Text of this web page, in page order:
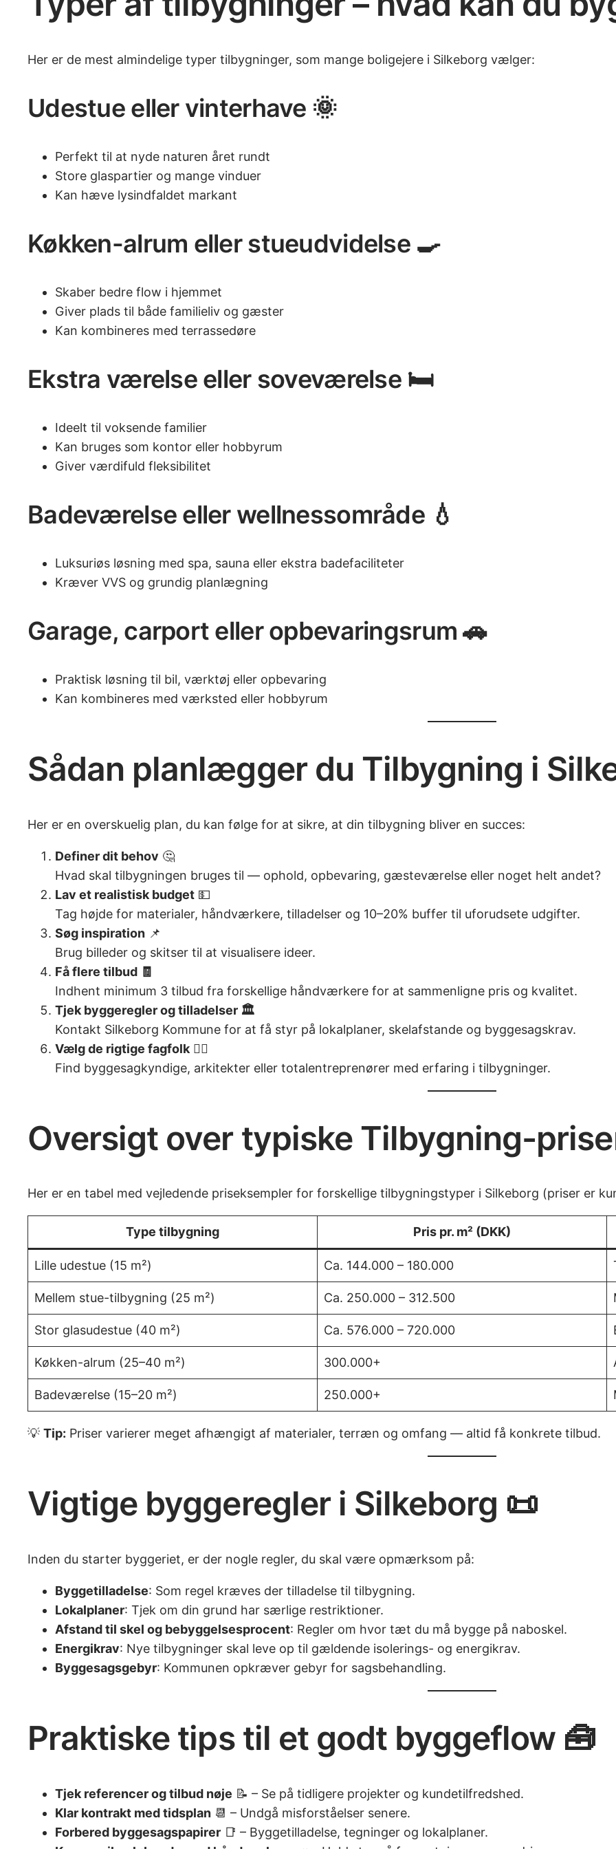
Her er de mest almindelige typer tilbygninger, som mange boligejere i Silkeborg vælger:
Udestue eller vinterhave 🌞
Perfekt til at nyde naturen året rundt
Store glaspartier og mange vinduer
Kan hæve lysindfaldet markant
Køkken-alrum eller stueudvidelse 🍳
Skaber bedre flow i hjemmet
Giver plads til både familieliv og gæster
Kan kombineres med terrassedøre
Ekstra værelse eller soveværelse 🛏️
Ideelt til voksende familier
Kan bruges som kontor eller hobbyrum
Giver værdifuld fleksibilitet
Badeværelse eller wellnessområde 💧
Luksuriøs løsning med spa, sauna eller ekstra badefaciliteter
Kræver VVS og grundig planlægning
Garage, carport eller opbevaringsrum 🚗
Praktisk løsning til bil, værktøj eller opbevaring
Kan kombineres med værksted eller hobbyrum
Sådan planlægger du Tilbygning i
Her er en overskuelig plan, du kan følge for at sikre, at din tilbygning bliver en succes:
Definer dit behov 🤔
Hvad skal tilbygningen bruges til — ophold, opbevaring, gæsteværelse eller noget helt andet?
Lav et realistisk budget 💵
Tag højde for materialer, håndværkere, tilladelser og 10–20% buffer til uforudsete udgifter.
Søg inspiration 📌
Brug billeder og skitser til at visualisere ideer.
Få flere tilbud 🧾
Indhent minimum 3 tilbud fra forskellige håndværkere for at sammenligne pris og kvalitet.
Tjek byggeregler og tilladelser 🏛️
Kontakt Silkeborg Kommune for at få styr på lokalplaner, skelafstande og byggesagskrav.
Vælg de rigtige fagfolk 👷‍♂️
Find byggesagkyndige, arkitekter eller totalentreprenører med erfaring i tilbygninger.
Oversigt over typiske Tilbygning-
Her er en tabel med vejledende priseksempler for forskellige tilbygningstyper i Silkeborg (priser er
Type tilbygning Pris pr. m² (DKK)
Lille udestue (15 m²) Ca. 144.000 – 180.000
Mellem stue-tilbygning (25 m²) Ca. 250.000 – 312.500
Stor glasudestue (40 m²) Ca. 576.000 – 720.000
Køkken-alrum (25–40 m²) 300.000+
Badeværelse (15–20 m²) 250.000+
💡 Tip: Priser varierer meget afhængigt af materialer, terræn og omfang — altid få konkrete tilbud.
Vigtige byggeregler i Silkeborg 📜
Inden du starter byggeriet, er der nogle regler, du skal være opmærksom på:
Byggetilladelse: Som regel kræves der tilladelse til tilbygning.
Lokalplaner: Tjek om din grund har særlige restriktioner.
Afstand til skel og bebyggelsesprocent: Regler om hvor tæt du må bygge på naboskel.
Energikrav: Nye tilbygninger skal leve op til gældende isolerings- og energikrav.
Byggesagsgebyr: Kommunen opkræver gebyr for sagsbehandling.
Praktiske tips til et godt byggeflow 🧰
Tjek referencer og tilbud nøje 📝 – Se på tidligere projekter og kundetilfredshed.
Klar kontrakt med tidsplan 📆 – Undgå misforståelser senere.
Forbered byggesagspapirer 📑 – Byggetilladelse, tegninger og lokalplaner.